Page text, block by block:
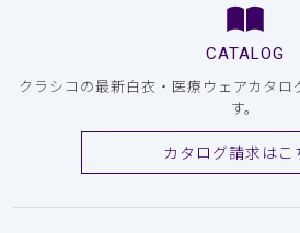
CATALOG
クラシコの最新白衣・医療ウェアカタ
す。
カタログ請求はこ